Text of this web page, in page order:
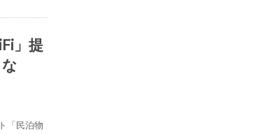
」提
「民泊物